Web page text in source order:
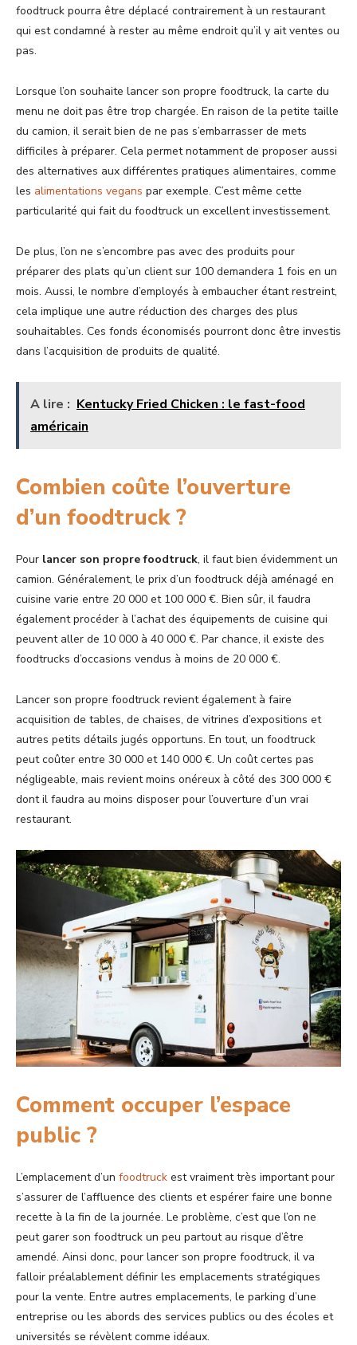
foodtruck pourra être déplacé contrairement à un restaurant
qui est condamné à rester au même endroit qu’il y ait ventes ou
pas.
Lorsque l’on souhaite lancer son propre foodtruck, la carte du
menu ne doit pas être trop chargée. En raison de la petite taille
du camion, il serait bien de ne pas s’embarrasser de mets
difficiles à préparer. Cela permet notamment de proposer aussi
des alternatives aux différentes pratiques alimentaires, comme
les alimentations vegans par exemple. C’est même cette
particularité qui fait du foodtruck un excellent investissement.
De plus, l’on ne s’encombre pas avec des produits pour
préparer des plats qu’un client sur 100 demandera 1 fois en un
mois. Aussi, le nombre d’employés à embaucher étant restreint,
cela implique une autre réduction des charges des plus
souhaitables. Ces fonds économisés pourront donc être investis
dans l’acquisition de produits de qualité.
A lire : Kentucky Fried Chicken : le fast-food
américain
Combien coûte l’ouverture
d’un foodtruck ?
Pour lancer son propre foodtruck, il faut bien évidemment un
camion. Généralement, le prix d’un foodtruck déjà aménagé en
cuisine varie entre 20 000 et 100 000 €. Bien sûr, il faudra
également procéder à l’achat des équipements de cuisine qui
peuvent aller de 10 000 à 40 000 €. Par chance, il existe des
foodtrucks d’occasions vendus à moins de 20 000 €.
Lancer son propre foodtruck revient également à faire
acquisition de tables, de chaises, de vitrines d’expositions et
autres petits détails jugés opportuns. En tout, un foodtruck
peut coûter entre 30 000 et 140 000 €. Un coût certes pas
négligeable, mais revient moins onéreux à côté des 300 000 €
dont il faudra au moins disposer pour l’ouverture d’un vrai
restaurant.
Comment occuper l’espace
public ?
L’emplacement d’un foodtruck est vraiment très important pour
s’assurer de l’affluence des clients et espérer faire une bonne
recette à la fin de la journée. Le problème, c’est que l’on ne
peut garer son foodtruck un peu partout au risque d’être
amendé. Ainsi donc, pour lancer son propre foodtruck, il va
falloir préalablement définir les emplacements stratégiques
pour la vente. Entre autres emplacements, le parking d’une
entreprise ou les abords des services publics ou des écoles et
universités se révèlent comme idéaux.